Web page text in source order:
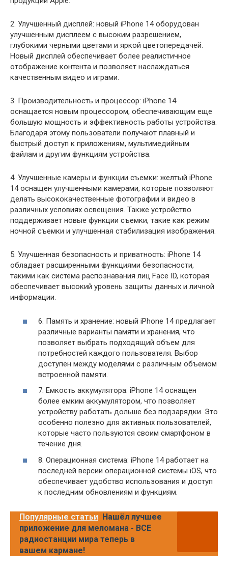
2. Улучшенный дисплей: новый iPhone 14 оборудован
улучшенным дисплеем с высоким разрешением,
глубокими черными цветами и яркой цветопередачей.
Новый дисплей обеспечивает более реалистичное
отображение контента и позволяет наслаждаться
качественным видео и играми.
3. Производительность и процессор: iPhone 14
оснащается новым процессором, обеспечивающим еще
большую мощность и эффективность работы устройства.
Благодаря этому пользователи получают плавный и
быстрый доступ к приложениям, мультимедийным
файлам и другим функциям устройства.
4. Улучшенные камеры и функции съемки: желтый iPhone
14 оснащен улучшенными камерами, которые позволяют
делать высококачественные фотографии и видео в
различных условиях освещения. Также устройство
поддерживает новые функции съемки, такие как режим
ночной съемки и улучшенная стабилизация изображения.
5. Улучшенная безопасность и приватность: iPhone 14
обладает расширенными функциями безопасности,
такими как система распознавания лиц Face ID, которая
обеспечивает высокий уровень защиты данных и личной
информации.
6. Память и хранение: новый iPhone 14 предлагает
различные варианты памяти и хранения, что
позволяет выбрать подходящий объем для
потребностей каждого пользователя. Выбор
доступен между моделями с различным объемом
встроенной памяти.
7. Емкость аккумулятора: iPhone 14 оснащен
более емким аккумулятором, что позволяет
устройству работать дольше без подзарядки. Это
особенно полезно для активных пользователей,
которые часто пользуются своим смартфоном в
течение дня.
8. Операционная система: iPhone 14 работает на
последней версии операционной системы iOS, что
обеспечивает удобство использования и доступ
к последним обновлениям и функциям.
Популярные статьи Нашёл лучшее
приложение для меломана - ВСЕ
радиостанции мира теперь в
вашем кармане!